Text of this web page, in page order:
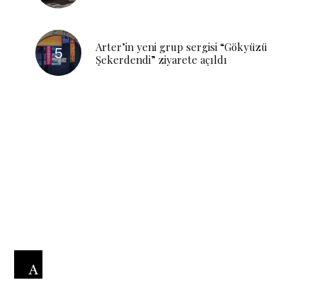
Arter’in yeni grup sergisi “Gökyüzü
Şekerdendi” ziyarete açıldı